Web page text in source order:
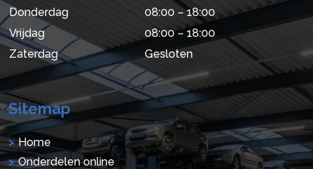
Donderdag
08:00 – 18:00
Vrijdag
08:00 – 18:00
Zaterdag
Gesloten
Sitemap
Home
Onderdelen online